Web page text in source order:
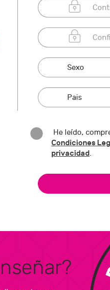
He leído,
Condiciones
privacidad.